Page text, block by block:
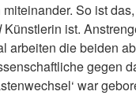
So ist
Künstlerin ist.
arbeiten die beiden
gegen
war